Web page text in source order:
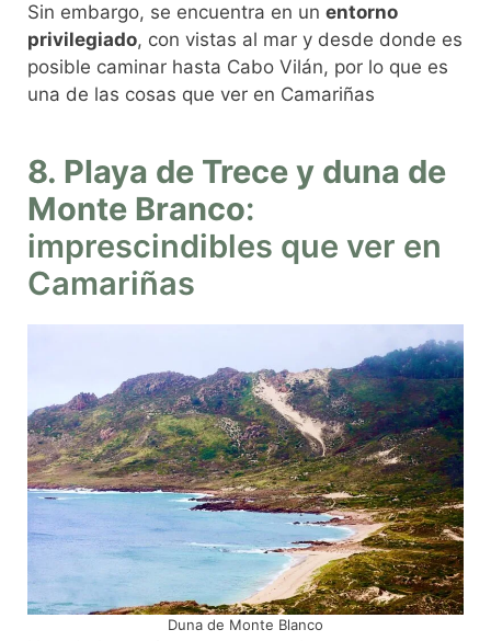
Sin embargo, se encuentra en un entorno
privilegiado, con vistas al mar y desde donde es
posible caminar hasta Cabo Vilán, por lo que es
una de las cosas que ver en Camariñas
8. Playa de Trece y duna de
Monte Branco:
imprescindibles que ver en
Camariñas
Duna de Monte Blanco